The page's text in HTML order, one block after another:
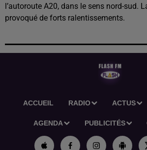
l’autoroute A20, dans le sens nord-sud.
provoqué de forts ralentissements.
ACCUEIL RADIO ACTUS
AGENDA PUBLICITÉS